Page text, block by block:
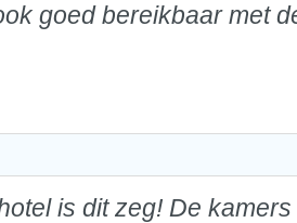
goed bereikbaar met
is dit zeg! De